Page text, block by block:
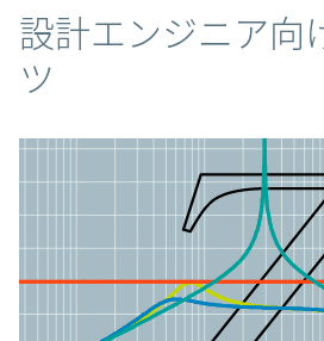
コンテンツ
設計エンジニア向
ツ